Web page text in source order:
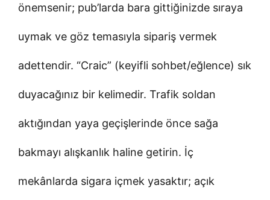
önemsenir; pub’larda bara gittiğinizde sıraya
uymak ve göz temasıyla sipariş vermek
adettendir. “Craic” (keyifli sohbet/eğlence) sık
duyacağınız bir kelimedir. Trafik soldan
aktığından yaya geçişlerinde önce sağa
bakmayı alışkanlık haline getirin. İç
mekânlarda sigara içmek yasaktır; açık